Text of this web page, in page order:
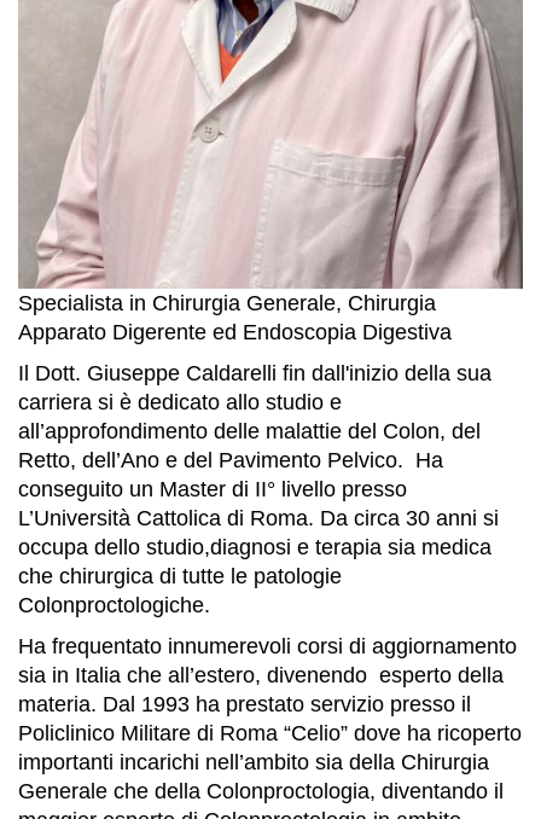
Specialista in Chirurgia Generale, Chirurgia
Apparato Digerente ed Endoscopia Digestiva
Il Dott. Giuseppe Caldarelli fin dall'inizio della sua
carriera si è dedicato allo studio e
all’approfondimento delle malattie del Colon, del
Retto, dell’Ano e del Pavimento Pelvico. Ha
conseguito un Master di II° livello presso
L’Università Cattolica di Roma. Da circa 30 anni si
occupa dello studio,diagnosi e terapia sia medica
che chirurgica di tutte le patologie
Colonproctologiche.
Ha frequentato innumerevoli corsi di aggiornamento
sia in Italia che all’estero, divenendo esperto della
materia. Dal 1993 ha prestato servizio presso il
Policlinico Militare di Roma “Celio” dove ha ricoperto
importanti incarichi nell’ambito sia della Chirurgia
Generale che della Colonproctologia, diventando il